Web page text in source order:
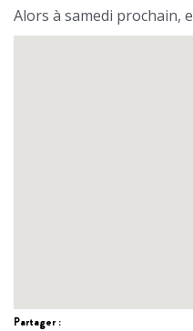
Alors à samedi prochain,
Partager :